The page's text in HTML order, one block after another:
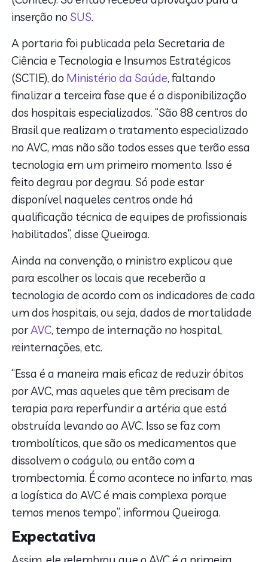
inserção no SUS.
A portaria foi publicada pela Secretaria de
Ciência e Tecnologia e Insumos Estratégicos
(SCTIE), do Ministério da Saúde, faltando
finalizar a terceira fase que é a disponibilização
dos hospitais especializados. “São 88 centros do
Brasil que realizam o tratamento especializado
no AVC, mas não são todos esses que terão essa
tecnologia em um primeiro momento. Isso é
feito degrau por degrau. Só pode estar
disponível naqueles centros onde há
qualificação técnica de equipes de profissionais
habilitados”, disse Queiroga.
Ainda na convenção, o ministro explicou que
para escolher os locais que receberão a
tecnologia de acordo com os indicadores de cada
um dos hospitais, ou seja, dados de mortalidade
porAVC, tempo de internação no hospital,
reinternações, etc.
“Essa é a maneira mais eficaz de reduzir óbitos
por AVC, mas aqueles que têm precisam de
terapia para reperfundir a artéria que está
obstruída levando ao AVC. Isso se faz com
trombolíticos, que são os medicamentos que
dissolvem o coágulo, ou então com a
trombectomia. É como acontece no infarto, mas
a logística do AVC é mais complexa porque
temos menos tempo”, informou Queiroga.
Expectativa